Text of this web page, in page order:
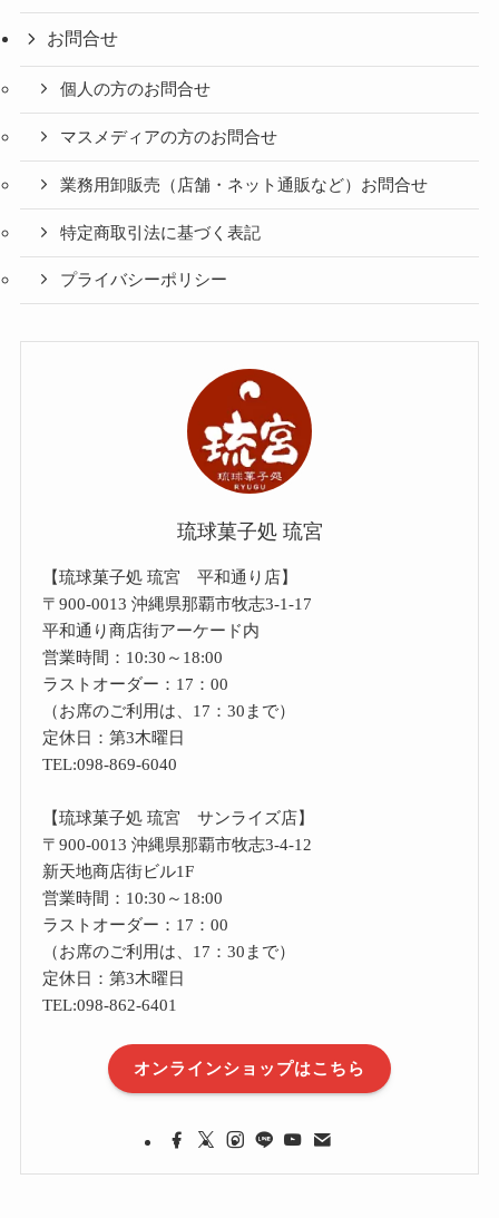
お問合せ
個人の方のお問合せ
マスメディアの方のお問合せ
業務用卸販売（店舗・ネット通販など）お問合せ
特定商取引法に基づく表記
プライバシーポリシー
琉球菓子処 琉宮
【琉球菓子処 琉宮 平和通り店】
〒900-0013 沖縄県那覇市牧志3-1-17
平和通り商店街アーケード内
営業時間：10:30～18:00
ラストオーダー：17：00
（お席のご利用は、17：30まで）
定休日：第3木曜日
TEL:098-869-6040
【琉球菓子処 琉宮 サンライズ店】
〒900-0013 沖縄県那覇市牧志3-4-12
新天地商店街ビル1F
営業時間：10:30～18:00
ラストオーダー：17：00
（お席のご利用は、17：30まで）
定休日：第3木曜日
TEL:098-862-6401
オンラインショップはこちら